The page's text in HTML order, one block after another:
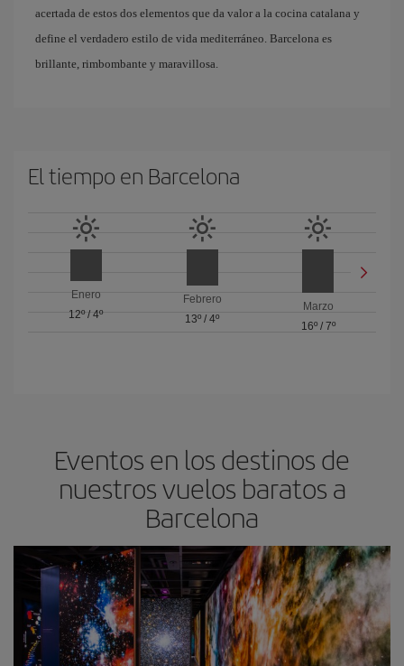
acertada de estos dos elementos que da valor a la cocina catalana y
define el verdadero estilo de vida mediterráneo. Barcelona es
brillante, rimbombante y maravillosa.
El tiempo en Barcelona
Enero
12º/4º
Febrero
13º / 4º
Marzo
16º/ 7º
Eventos en los destinos de
nuestros vuelos baratos a
Barcelona